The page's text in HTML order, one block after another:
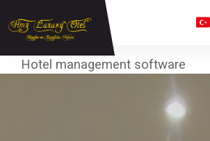
Hotel management software